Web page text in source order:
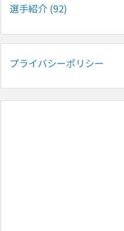
選手紹介 (92)
プライバシーポリシー